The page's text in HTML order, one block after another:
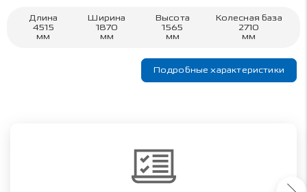
Длина
4515
мм
Ширина
1870
мм
Высота
1565
мм
Колесная база
2710
мм
Подробные характеристики